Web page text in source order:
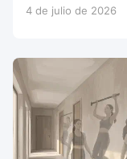
4 de julio de 2026